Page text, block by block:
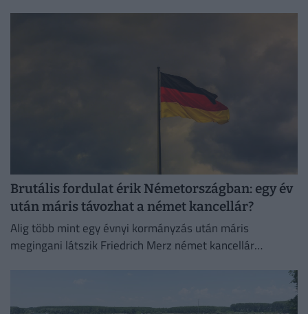
Brutális fordulat érik Németországban: egy év
után máris távozhat a német kancellár?
Alig több mint egy évnyi kormányzás után máris
megingani látszik Friedrich Merz német kancellár